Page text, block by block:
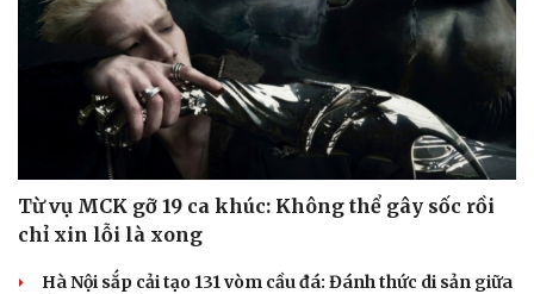
Du lịch
Tư vấn
Săn Tour
Podcast
Câu chuyện thời sự
Đọc truyện đêm khuya
Cửa sổ tình yêu
Kể chuyện cho bé
Hạt giống tâm hồn
Từ vụ MCK gỡ 19 ca khúc: Không thể gây sốc rồi
chỉ xin lỗi là xong
Hà Nội sắp cải tạo 131 vòm cầu đá: Đánh thức di sản giữa